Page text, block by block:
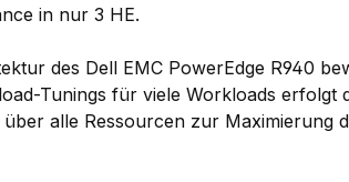
in nur 3 HE.
des Dell EMC PowerEdge R940
Tunings für viele Workloads
alle Ressourcen zur